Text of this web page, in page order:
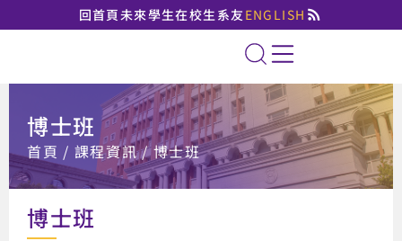
回首頁未來學生在校生系友 ENGLISH
國立臺北大學法律學系
全站搜索
博士班
:::
首頁 課程資訊 博士班
博士班